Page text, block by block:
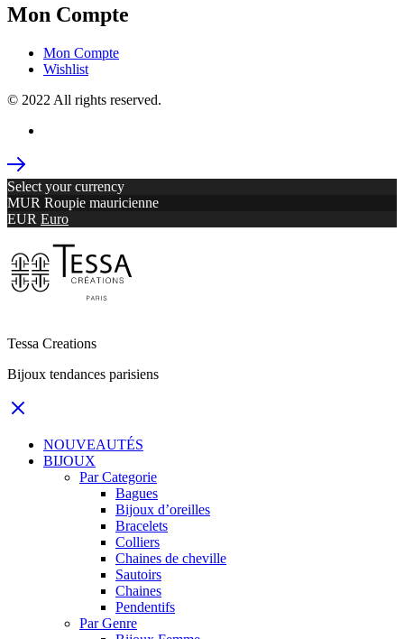
Mon Compte
Mon Compte
Wishlist
© 2022 All rights reserved.
Select your currency
MUR Roupie mauricienne
EUR Euro
Tessa Creations
Bijoux tendances parisiens
NOUVEAUTÉS
BIJOUX
Par Categorie
Bagues
Bijoux d’oreilles
Bracelets
Colliers
Chaines de cheville
Sautoirs
Chaines
Pendentifs
Par Genre